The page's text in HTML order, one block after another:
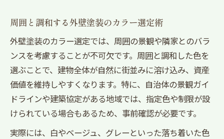
周囲と調和する外壁塗装のカラー選定術
外壁塗装のカラー選定では、周囲の景観や隣家とのバラ
ンスを考慮することが不可欠です。周囲と調和した色を
選ぶことで、建物全体が自然に街並みに溶け込み、資産
価値を維持しやすくなります。特に、自治体の景観ガイ
ドラインや建築協定がある地域では、指定色や制限が設
けられている場合もあるため、事前確認が必要です。
実際には、白やベージュ、グレーといった落ち着いた色